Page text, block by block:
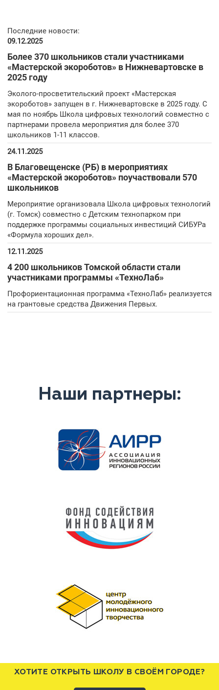
Последние новости:
09.12.2025
Более 370 школьников стали участниками
«Мастерской экороботов» в Нижневартовске в
2025 году
Эколого-просветительский проект «Мастерская
экороботов» запущен в г. Нижневартовске в 2025 году. С
мая по ноябрь Школа цифровых технологий совместно с
партнерами провела мероприятия для более 370
школьников 1-11 классов.
24.11.2025
В Благовещенске (РБ) в мероприятиях
«Мастерской экороботов» поучаствовали 570
школьников
Мероприятие организовала Школа цифровых технологий
(г. Томск) совместно с Детским технопарком при
поддержке программы социальных инвестиций СИБУРа
«Формула хороших дел».
12.11.2025
4 200 школьников Томской области стали
участниками программы «ТехноЛаб»
Профориентационная программа «ТехноЛаб» реализуется
на грантовые средства Движения Первых.
Наши партнеры:
ХОТИТЕ ОТКРЫТЬ ШКОЛУ В СВОЁМ ГОРОДЕ?